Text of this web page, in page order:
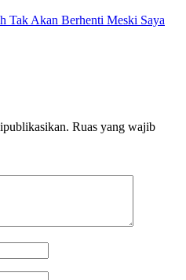
Tak Akan Berhenti Meski Saya
Ruas yang wajib